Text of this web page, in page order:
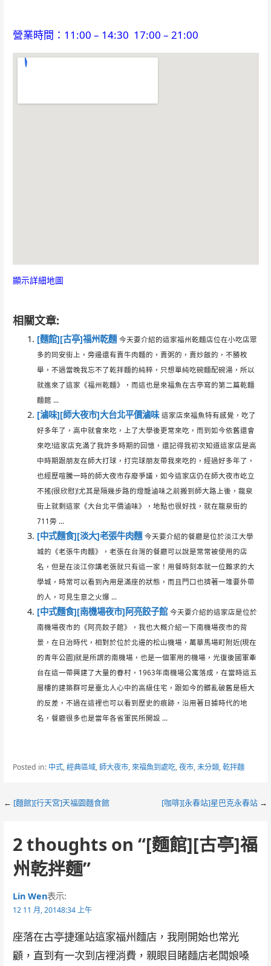
營業時間：11:00 – 14:30 17:00 – 21:00
顯示詳細地圖
相關文章:
[麵館][古亭]福州乾麵 今天要介紹的這家福州乾麵店位在小吃店眾
多的同安街上，旁邊還有賣牛肉麵的，賣粥的，賣炒飯的，不勝枚
舉，不過當晚我忘不了乾拌麵的純粹，只想單純吃碗麵配碗湯，所以
就進來了這家《福州乾麵》，而這也是來福魚在古亭寫的第二篇乾麵
麵館 ...
[滷味][師大夜市]大台北平價滷味 這家店來福魚特有感覺，吃了
好多年了，高中就會來吃，上了大學後更常來吃，而到如今依舊還會
來吃!這家店充滿了我許多時期的回憶，還記得我初次知道這家店是高
中時期跟朋友在師大打球，打完球朋友帶我來吃的，經過好多年了，
也經歷喧騰一時的師大夜市存廢爭議，如今這家店仍在師大夜市屹立
不搖(很欣慰)!尤其是隔幾步路的燈籠滷味之前搬到師大路上後，龍泉
街上就剩這家《大台北平價滷味》，地點也很好找，就在龍泉街的
711旁 ...
[中式麵食][淡大]老張牛肉麵 今天要介紹的餐廳是位於淡江大學
城的《老張牛肉麵》，老張在台灣的餐廳可以說是常常被使用的店
名，但是在淡江你講老張就只有這一家！用餐時刻本就一位難求的大
學城，時常可以看到內用是滿座的狀態，而且門口也擠著一堆要外帶
的人，可見生意之火爆 ...
[中式麵食][南機場夜市]阿亮餃子館 今天要介紹的這家店是位於
南機場夜市的《阿亮餃子館》，我也大概介紹一下南機場夜市的背
景，在日治時代，相對於位於北邊的松山機場，萬華馬場町附近(現在
的青年公園)就是所謂的南機場，也是一個軍用的機場，光復後國軍牽
台在這一帶興建了大量的眷村，1963年南機場公寓落成，在當時這五
層樓的建築群可是臺北人心中的高級住宅，跟如今的髒亂破舊是極大
的反差，不過在這裡也可以看到歷史的痕跡，沿用著日據時代的地
名，餐廳很多也是當年各省軍民所開設 ...
Posted in: 中式,經典區域, 師大夜市,來福魚到處吃,夜市,未分類,乾拌麵
Post
navigation
← [麵館][行天宮]天福園麵食館 [咖啡][永春站]星巴克永春站→
2 thoughts on “[麵館][古亭]福
州乾拌麵”
Lin Wen表示:
12 11 月, 20148:34 上午
座落在古亭捷運站這家福州麵店，我剛開始也常光
顧，直到有一次到店裡消費，親眼目睹麵店老闆娘嗓